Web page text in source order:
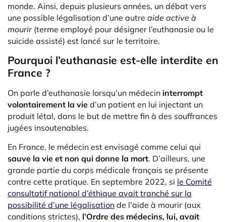
monde. Ainsi, depuis plusieurs années, un débat vers
une possible légalisation d’une autre aide active à
mourir (terme employé pour désigner l’euthanasie ou le
suicide assisté) est lancé sur le territoire.
Pourquoi l’euthanasie est-elle interdite en
France ?
On parle d’euthanasie lorsqu’un médecin interrompt
volontairement la vie d’un patient en lui injectant un
produit létal, dans le but de mettre fin à des souffrances
jugées insoutenables.
En France, le médecin est envisagé comme celui qui
sauve la vie et non qui donne la mort. D’ailleurs, une
grande partie du corps médicale français se présente
contre cette pratique. En septembre 2022, si le Comité
consultatif national d’éthique avait tranché sur la
possibilité d’une légalisation de l’aide à mourir (aux
conditions strictes), l’Ordre des médecins, lui, avait